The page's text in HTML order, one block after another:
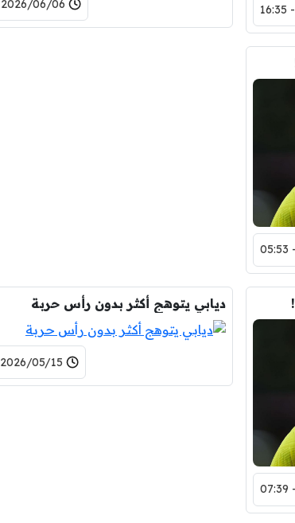
2026/06/06 - 10:08
ديابي يتوهج أكثر بدون رأس حربة
2026/05/15 - 22:23